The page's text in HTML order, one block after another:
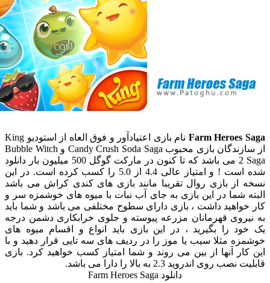
Farm
نام بازی اعتیادآور و فوق العاه از استودیو King
از سازندگان بازی محبوب Candy Crush Soda Saga و Bubble Witch
2 Saga می باشد که تا کنون در مارکت گوگل 500 میلیون بار دانلود
شده است ! و امتیاز عالی 4.4 از 5.0 را کسب کرده است. در این
بازی روال تقریبا مانند بازی های کندی کراش می باشد
شما در این بازی به جای آب نبات با میوه های خوشمزه سر و
داشت ، بازی دارای سطوح مختلفی می باشد و شما باید
قهرمانان مزرعه پیوسته و جلوی خرابکاری دشمن درجه
را بگیرید ، در این بازی باید انواع و اقسام میوه های
مثلا سیب یا موز را در ردیف های سه تایی قرار دهید و با
آنها از بین می روند و شما امتیاز کسب خواهید کرد. بازی
اندروید 2.3 به بالا را دارا می باشد.